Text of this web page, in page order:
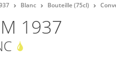
Blanc Bouteille (75cl)
1937